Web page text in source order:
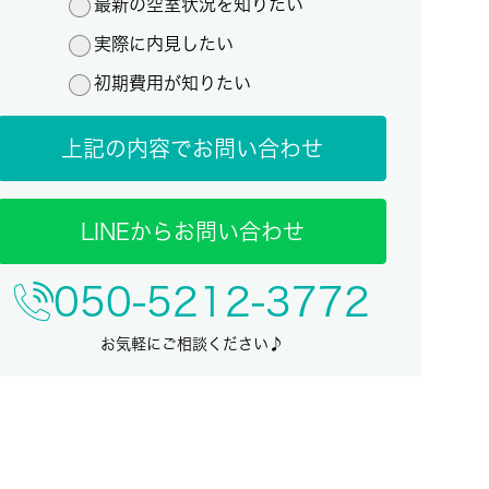
最新の空室状況を知りたい
実際に内見したい
初期費用が知りたい
上記の内容でお問い合わせ
LINEからお問い合わせ
050-5212-3772
お気軽にご相談ください♪